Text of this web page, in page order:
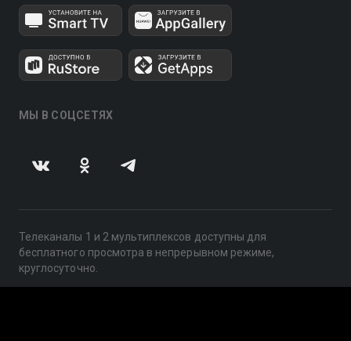
МЫ В СОЦСЕТЯХ
Телеканалы 1 и 2 мультиплексов доступны для
бесплатного просмотра в непрерывном режиме,
круглосуточно.